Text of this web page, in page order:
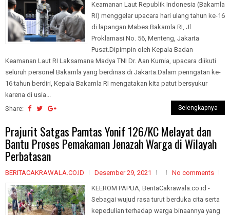
Keamanan Laut Republik Indonesia (Bakamla
RI) menggelar upacara hari ulang tahun ke-16
di lapangan Mabes Bakamla RI, Jl.
Proklamasi No. 56, Menteng, Jakarta
Pusat.Dipimpin oleh Kepala Badan
Keamanan Laut RI Laksamana Madya TNI Dr. Aan Kurnia, upacara diikuti
seluruh personel Bakamla yang berdinas di Jakarta.Dalam peringatan ke-
16 tahun berdiri, Kepala Bakamla RI mengatakan kita patut bersyukur
karena di usia...
Share:
Selengkapnya
Prajurit Satgas Pamtas Yonif 126/KC Melayat dan
Bantu Proses Pemakaman Jenazah Warga di Wilayah
Perbatasan
BERITACAKRAWALA.CO.ID Desember 29, 2021
No comments
KEEROM PAPUA, BeritaCakrawala.co.id -
Sebagai wujud rasa turut berduka cita serta
kepedulian terhadap warga binaannya yang